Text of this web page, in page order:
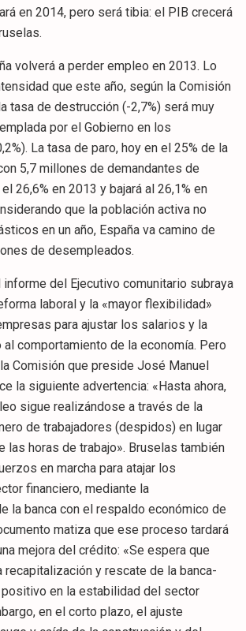
en 2014, pero será tibia: el PIB crecerá
volverá a perder empleo en 2013. Lo
que este año, según la Comisión
tasa de destrucción (-2,7%) será muy
por el Gobierno en los
La tasa de paro, hoy en el 25% de la
5,7 millones de demandantes de
26,6% en 2013 y bajará al 26,1% en
que la población activa no
en un año, España va camino de
de desempleados.
del Ejecutivo comunitario subraya
laboral y la «mayor flexibilidad»
para ajustar los salarios y la
al comportamiento de la economía. Pero
Comisión que preside José Manuel
la siguiente advertencia: «Hasta ahora,
sigue realizándose a través de la
de trabajadores (despidos) en lugar
las horas de trabajo». Bruselas también
en marcha para atajar los
financiero, mediante la
la banca con el respaldo económico de
matiza que ese proceso tardará
mejora del crédito: «Se espera que
recapitalización y rescate de la banca-
en la estabilidad del sector
en el corto plazo, el ajuste